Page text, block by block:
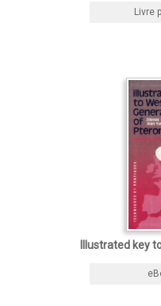
Livre
Illustrated key